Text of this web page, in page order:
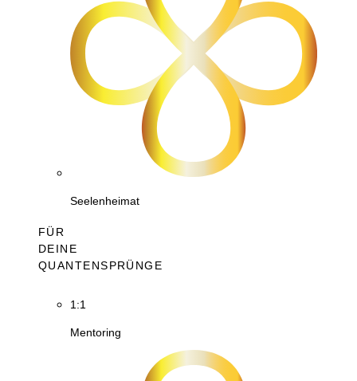
Seelenheimat
FÜR
DEINE
QUANTENSPRÜNGE
1:1
Mentoring